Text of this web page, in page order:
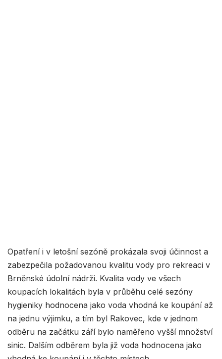
Opatření i v letošní sezóně prokázala svoji účinnost a
zabezpečila požadovanou kvalitu vody pro rekreaci v
Brněnské údolní nádrži. Kvalita vody ve všech
koupacích lokalitách byla v průběhu celé sezóny
hygieniky hodnocena jako voda vhodná ke koupání až
na jednu výjimku, a tím byl Rakovec, kde v jednom
odběru na začátku září bylo naměřeno vyšší množství
sinic. Dalším odběrem byla již voda hodnocena jako